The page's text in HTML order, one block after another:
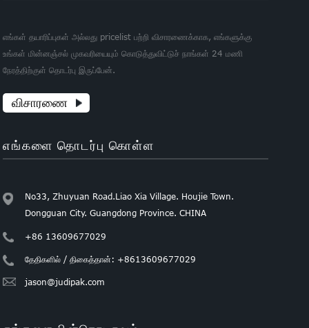
எங்கள் தயாரிப்புகள் அல்லது pricelist பற்றி விசாரணைக்காக, எங்களுக்கு
உங்கள் மின்னஞ்சல் முகவரியையும் கொடுத்துவிட்டுச் நாங்கள் 24 மணி
நேரத்திற்குள் தொடர்பு இருப்பேன்.
விசாரணை
எங்களை தொடர்பு கொள்ள
No33, Zhuyuan Road.Liao Xia Village. Houjie Town.
Dongguan City. Guangdong Province. CHINA
+86 13609677029
தேதிகளில் / திகைத்தான்: +8613609677029
jason@judipak.com